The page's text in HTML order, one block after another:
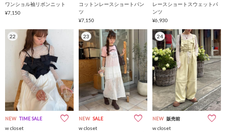
ワンショル袖リボンニット
¥7,150
コットンレースショートパン
ツ
¥7,150
レースショートスウェットパ
ンツ
¥6,930
22
NEW TIME SALE
w closet
23
NEW SALE
w closet
24
NEW 販売前
w closet